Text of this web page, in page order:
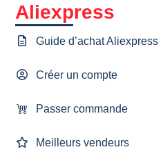
Aliexpress
Guide d’achat Aliexpress
Créer un compte
Passer commande
Meilleurs vendeurs